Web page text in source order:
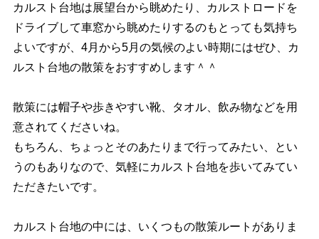
カルスト台地は展望台から眺めたり、カルストロードを
ドライブして車窓から眺めたりするのもとっても気持ち
よいですが、4月から5月の気候のよい時期にはぜひ、カ
ルスト台地の散策をおすすめします＾＾
散策には帽子や歩きやすい靴、タオル、飲み物などを用
意されてくださいね。
もちろん、ちょっとそのあたりまで行ってみたい、とい
うのもありなので、気軽にカルスト台地を歩いてみてい
ただきたいです。
カルスト台地の中には、いくつもの散策ルートがありま